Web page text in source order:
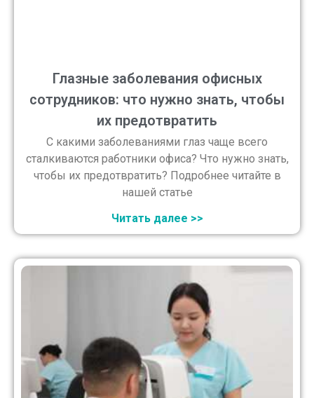
Глазные заболевания офисных
сотрудников: что нужно знать, чтобы
их предотвратить
С какими заболеваниями глаз чаще всего
сталкиваются работники офиса? Что нужно знать,
чтобы их предотвратить? Подробнее читайте в
нашей статье
Читать далее >>